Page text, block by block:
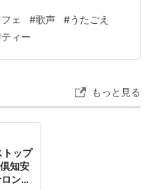
な木の実」は、ここでリ
かったのです。ジョルジ
作曲したオペラ「美しき
ペラ史の中で最大の評価
メロデ…
ェ #歌声 #うたごえ
ティー
もっと見る
トップ
倶知安
ン》